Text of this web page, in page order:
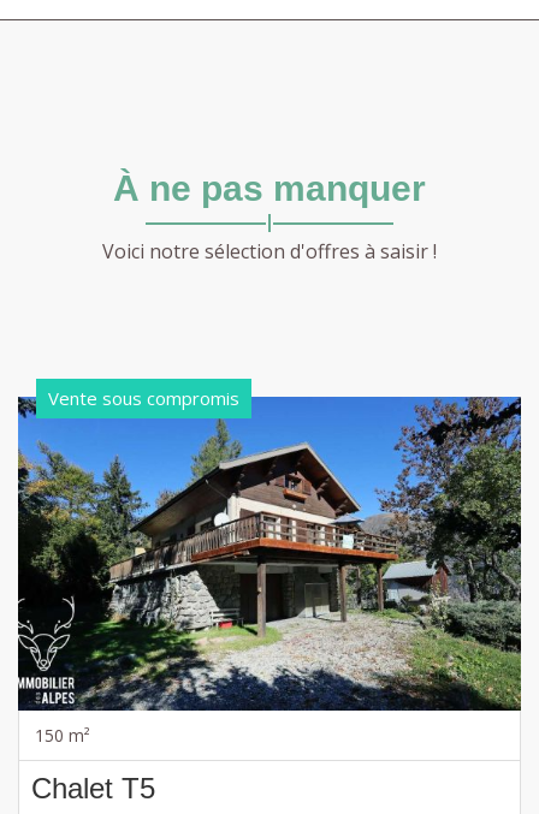
À ne pas manquer
Voici notre sélection d'offres à saisir !
Vente sous compromis
150 m²
Chalet T5